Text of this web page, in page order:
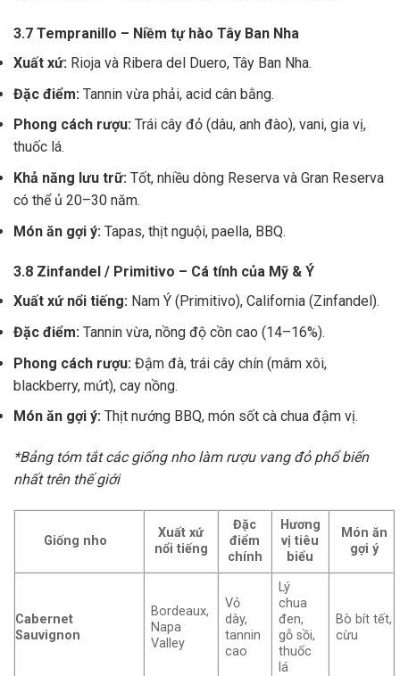
3.7 Tempranillo – Niềm tự hào Tây Ban Nha
Xuất xứ: Rioja và Ribera del Duero, Tây Ban Nha.
Đặc điểm: Tannin vừa phải, acid cân bằng.
Phong cách rượu: Trái cây đỏ (dâu, anh đào), vani, gia vị,
thuốc lá.
Khả năng lưu trữ: Tốt, nhiều dòng Reserva và Gran Reserva
có thể ủ 20–30 năm.
Món ăn gợi ý: Tapas, thịt nguội, paella, BBQ.
3.8 Zinfandel / Primitivo – Cá tính của Mỹ & Ý
Xuất xứ nổi tiếng: Nam Ý (Primitivo), California (Zinfandel).
Đặc điểm: Tannin vừa, nồng độ cồn cao (14–16%).
Phong cách rượu: Đậm đà, trái cây chín (mâm xôi,
blackberry, mứt), cay nồng.
Món ăn gợi ý: Thịt nướng BBQ, món sốt cà chua đậm vị.
*Bảng tóm tắt các giống nho làm rượu vang đỏ phổ biến
nhất trên thế giới
Giống nho
Xuất xứ
nổi tiếng
Đặc
điểm
chính
Hương
vị tiêu
biểu
Món ăn
gợi ý
Cabernet
Sauvignon
Bordeaux,
Napa
Valley
Vỏ
dày,
tannin
cao
Lý
chua
đen,
gỗ sồi,
thuốc
lá
Bò bít tết,
cừu